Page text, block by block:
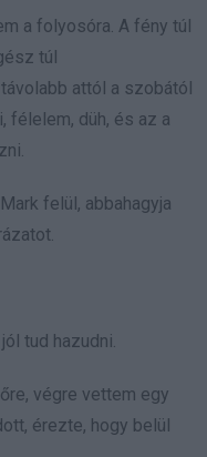
a folyosóra. A fény túl
túl
attól a szobától
félelem, düh, és az a
felül, abbahagyja
tud hazudni.
végre vettem egy
érezte, hogy belül